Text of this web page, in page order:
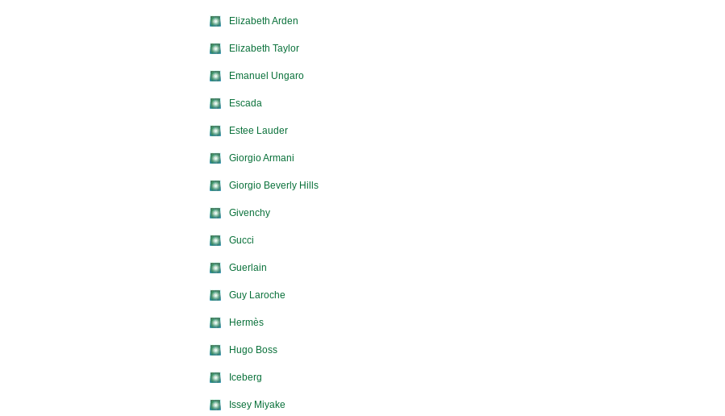
Elizabeth Arden
Elizabeth Taylor
Emanuel Ungaro
Escada
Estee Lauder
Giorgio Armani
Giorgio Beverly Hills
Givenchy
Gucci
Guerlain
Guy Laroche
Hermès
Hugo Boss
Iceberg
Issey Miyake